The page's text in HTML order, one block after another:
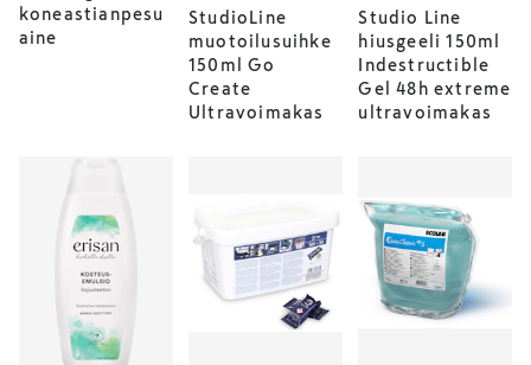
koneastianpesu
aine
StudioLine
muotoilusuihke
150ml Go
Create
Ultravoimakas
Studio Line
hiusgeeli 150ml
Indestructible
Gel 48h extreme
ultravoimakas